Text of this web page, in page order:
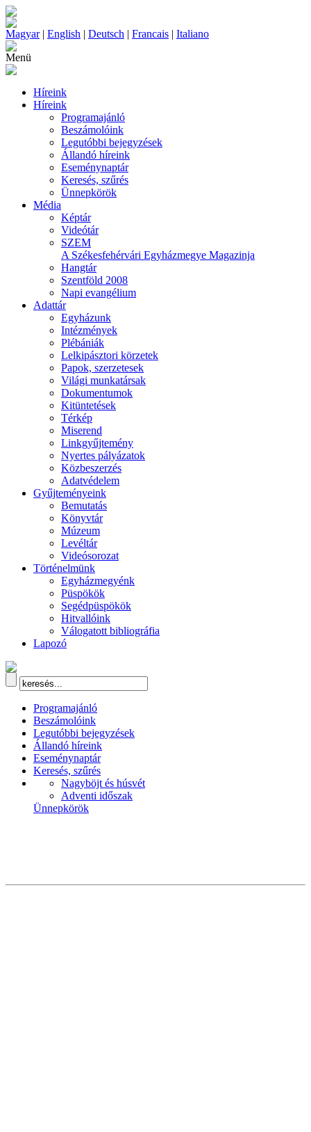
Magyar| English | Deutsch | Francais | Italiano
Menü
Híreink
Híreink
Programajánló
Beszámolóink
Legutóbbi bejegyzések
Állandó híreink
Eseménynaptár
Keresés, szűrés
Ünnepkörök
Média
Képtár
Videótár
SZEM
A Székesfehérvári Egyházmegye Magazinja
Hangtár
Szentföld 2008
Napi evangélium
Adattár
Egyházunk
Intézmények
Plébániák
Lelkipásztori körzetek
Papok, szerzetesek
Világi munkatársak
Dokumentumok
Kitüntetések
Térkép
Miserend
Linkgyűjtemény
Nyertes pályázatok
Közbeszerzés
Adatvédelem
Gyűjteményeink
Bemutatás
Könyvtár
Múzeum
Levéltár
Videósorozat
Történelmünk
Egyházmegyénk
Püspökök
Segédpüspökök
Hitvallóink
Válogatott bibliográfia
Lapozó
Programajánló
Beszámolóink
Legutóbbi bejegyzések
Állandó híreink
Eseménynaptár
Keresés, szűrés
Nagyböjt és húsvét
Adventi időszak
Ünnepkörök